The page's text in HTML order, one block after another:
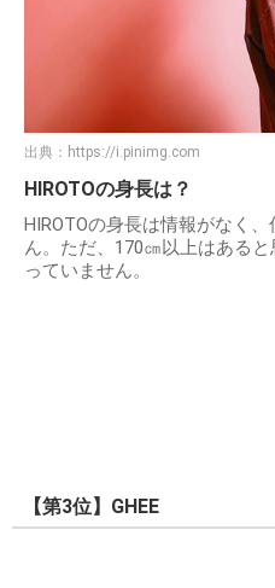
出典： https://i.pinimg.com
HIROTOの身長は？
HIROTOの身長は情報がなく
ん。ただ、170㎝以上はある
っていません。
【第3位】GHEE